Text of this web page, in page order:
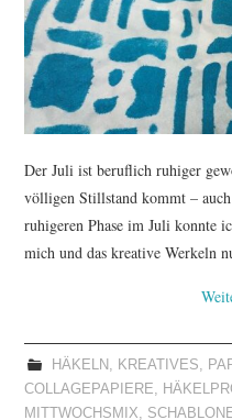
TUTORIALS
WORKSHOPS
PAPIERLIEBE AM
IMPRESSUM
Der Juli ist beruflich ruhiger
völligen Stillstand kommt –
ruhigeren Phase im Juli konnte
mich und das kreative Werkeln
HÄKELN , KREATIVES,
COLLAGEPAPIERE,
MITTWOCHSMIX,